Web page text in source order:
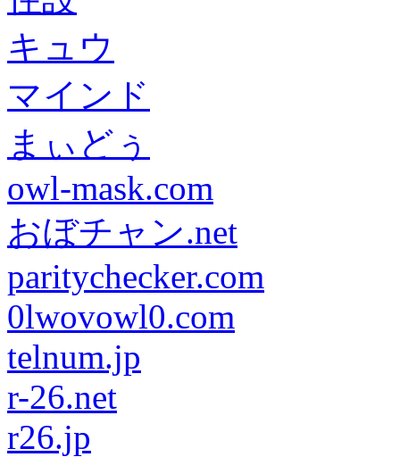
キュウ
マインド
まぃどぅ
owl-mask.com
おぼチャン.net
paritychecker.com
0lwovowl0.com
telnum.jp
r-26.net
r26.jp